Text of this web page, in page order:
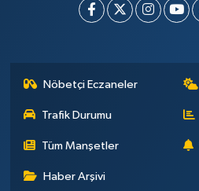
Nöbetçi Eczaneler
Trafik Durumu
Tüm Manşetler
Haber Arşivi